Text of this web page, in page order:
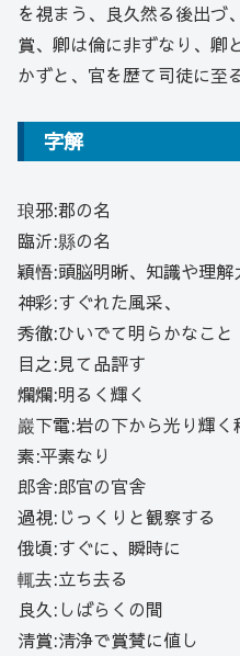
を視まう、良久然る後出づ
賞、卿は倫に非ずなり、卿
かずと、官を歴て司徒に至
字解
琅邪:郡の名
臨沂:縣の名
穎悟:頭脳明晰、知識や理解
神彩:すぐれた風采、
秀徹:ひいでて明らかなこと
目之:見て品評す
爛爛:明るく輝く
巖下電:岩の下から光り輝く
素:平素なり
郎舎:郎官の官舎
過視:じっくりと観察する
俄頃:すぐに、瞬時に
輒去:立ち去る
良久:しばらくの間
清賞:清浄で賞賛に値し